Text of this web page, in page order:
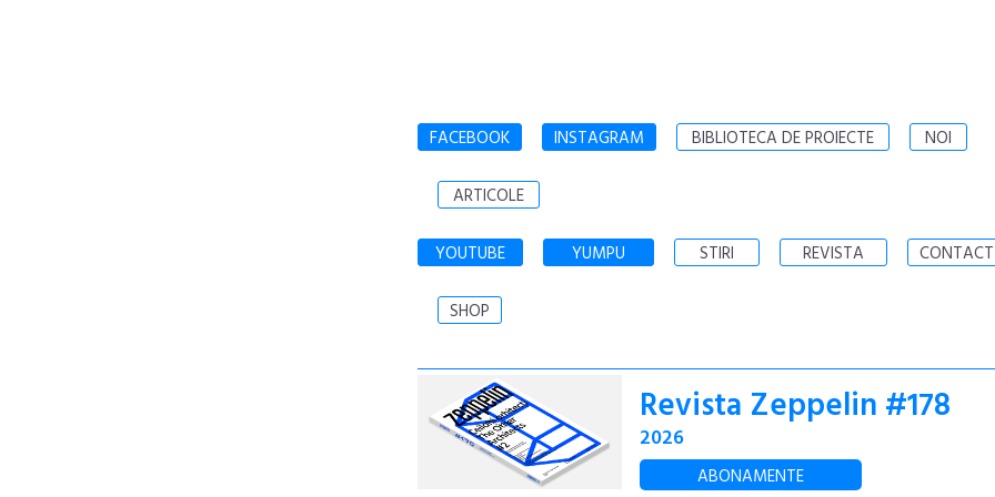
FACEBOOK INSTAGRAM BIBLIOTECA DE PROIECTE NOI
ARTICOLE
YOUTUBE YUMPU STIRI REVISTA CONTACT
SHOP
Revista Zeppelin #178
2026
ABONAMENTE